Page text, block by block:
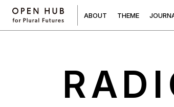
ABOUT THEME JOURN